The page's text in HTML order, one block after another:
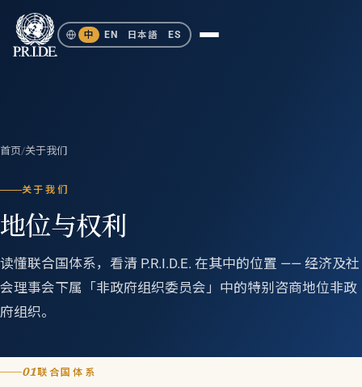
中 EN 日本語 ES
首页/关于我们
关于我们
地位与权利
读懂联合国体系，看清 P.R.I.D.E. 在其中的位置 —— 经济及社
会理事会下属「非政府组织委员会」中的特别咨商地位非政
府组织。
01联合国体系